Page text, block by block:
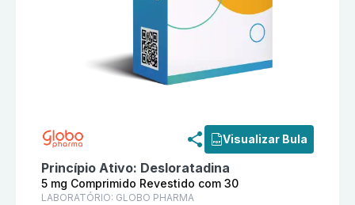
Visualizar Bula
Princípio Ativo: Desloratadina
5 mg Comprimido Revestido com 30
LABORATÓRIO: GLOBO PHARMA